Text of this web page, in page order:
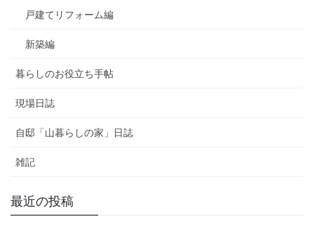
戸建てリフォーム編
新築編
暮らしのお役立ち手帖
現場日誌
自邸「山暮らしの家」日誌
雑記
最近の投稿